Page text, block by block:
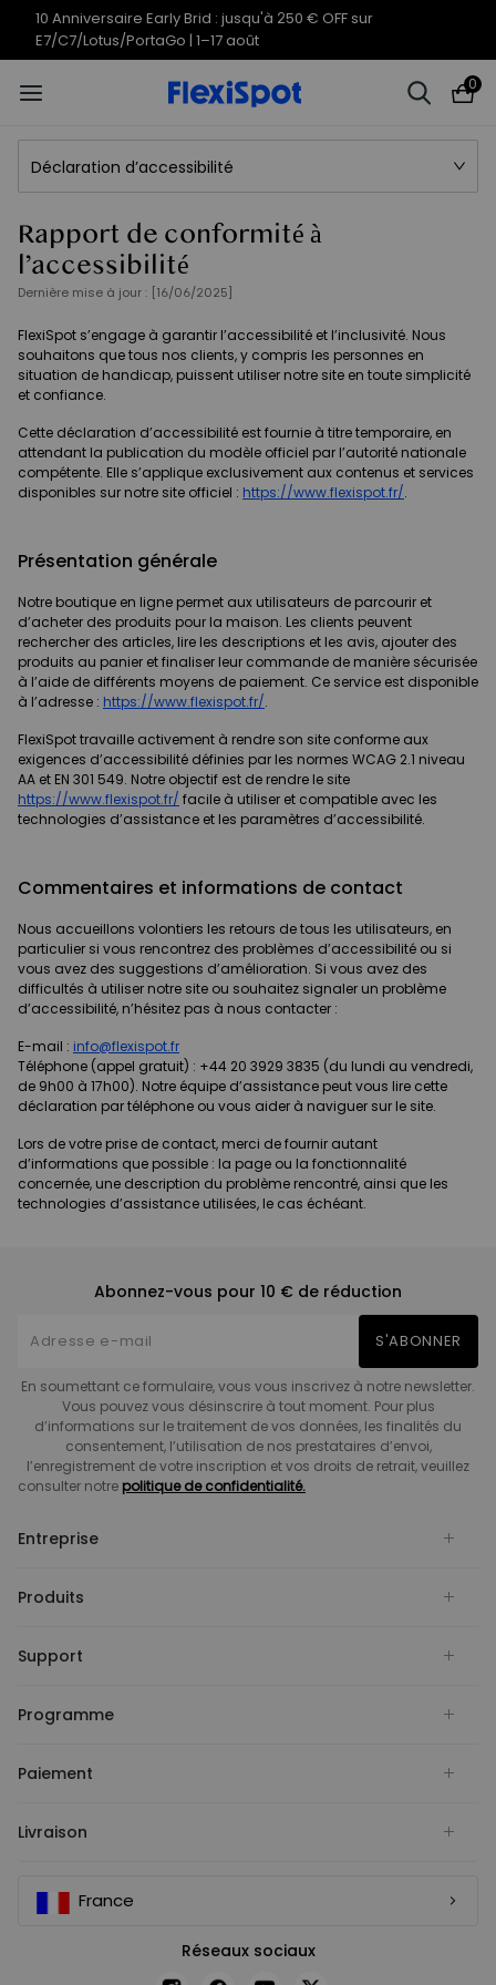
10 Anniversaire Early Brid : jusqu'à 250 € OFF sur
E7/C7/Lotus/PortaGo | 1–17 août
0
Déclaration d’accessibilité
Rapport de conformité à
l’accessibilité
Dernière mise à jour : [16/06/2025]
FlexiSpot s’engage à garantir l’accessibilité et l’inclusivité. Nous
souhaitons que tous nos clients, y compris les personnes en
situation de handicap, puissent utiliser notre site en toute simplicité
et confiance.
Cette déclaration d’accessibilité est fournie à titre temporaire, en
attendant la publication du modèle officiel par l’autorité nationale
compétente. Elle s’applique exclusivement aux contenus et services
disponibles sur notre site officiel : https://www.flexispot.fr/.
Présentation générale
Notre boutique en ligne permet aux utilisateurs de parcourir et
d’acheter des produits pour la maison. Les clients peuvent
rechercher des articles, lire les descriptions et les avis, ajouter des
produits au panier et finaliser leur commande de manière sécurisée
à l’aide de différents moyens de paiement. Ce service est disponible
à l’adresse : https://www.flexispot.fr/.
FlexiSpot travaille activement à rendre son site conforme aux
exigences d’accessibilité définies par les normes WCAG 2.1 niveau
AA et EN 301 549. Notre objectif est de rendre le site
https://www.flexispot.fr/ facile à utiliser et compatible avec les
technologies d’assistance et les paramètres d’accessibilité.
Commentaires et informations de contact
Nous accueillons volontiers les retours de tous les utilisateurs, en
particulier si vous rencontrez des problèmes d’accessibilité ou si
vous avez des suggestions d’amélioration. Si vous avez des
difficultés à utiliser notre site ou souhaitez signaler un problème
d’accessibilité, n’hésitez pas à nous contacter :
E-mail : info@flexispot.fr
Téléphone (appel gratuit) : +44 20 3929 3835 (du lundi au vendredi,
de 9h00 à 17h00). Notre équipe d’assistance peut vous lire cette
déclaration par téléphone ou vous aider à naviguer sur le site.
Lors de votre prise de contact, merci de fournir autant
d’informations que possible : la page ou la fonctionnalité
concernée, une description du problème rencontré, ainsi que les
technologies d’assistance utilisées, le cas échéant.
Abonnez-vous pour 10 € de réduction
S'ABONNER
En soumettant ce formulaire, vous vous inscrivez à notre newsletter.
Vous pouvez vous désinscrire à tout moment. Pour plus
d’informations sur le traitement de vos données, les finalités du
consentement, l’utilisation de nos prestataires d’envoi,
l’enregistrement de votre inscription et vos droits de retrait, veuillez
consulter notre politique de confidentialité.
Entreprise
Produits
Support
Programme
Paiement
Livraison
France
Réseaux sociaux